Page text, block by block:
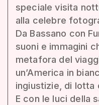
speciale visita
alla celebre
Da Bassano con
suoni e immagini
metafora del
un’America in
ingiustizie, di lotta
E con le luci della